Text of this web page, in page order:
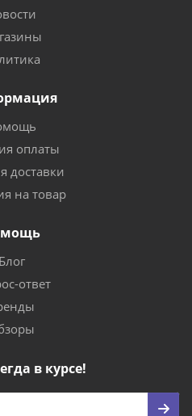
оплаты
доставки
на товар
Блог
ответ
в курсе!